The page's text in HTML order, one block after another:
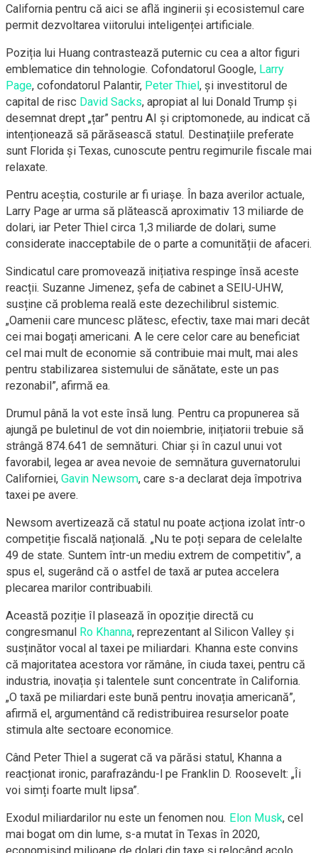
California pentru că aici se află inginerii și ecosistemul care
permit dezvoltarea viitorului inteligenței artificiale.
Poziția lui Huang contrastează puternic cu cea a altor figuri
emblematice din tehnologie. Cofondatorul Google, Larry
Page, cofondatorul Palantir, Peter Thiel, și investitorul de
capital de risc David Sacks, apropiat al lui Donald Trump și
desemnat drept „țar” pentru AI și criptomonede, au indicat că
intenționează să părăsească statul. Destinațiile preferate
sunt Florida și Texas, cunoscute pentru regimurile fiscale mai
relaxate.
Pentru aceștia, costurile ar fi uriașe. În baza averilor actuale,
Larry Page ar urma să plătească aproximativ 13 miliarde de
dolari, iar Peter Thiel circa 1,3 miliarde de dolari, sume
considerate inacceptabile de o parte a comunității de afaceri.
Sindicatul care promovează inițiativa respinge însă aceste
reacții. Suzanne Jimenez, șefa de cabinet a SEIU-UHW,
susține că problema reală este dezechilibrul sistemic.
„Oamenii care muncesc plătesc, efectiv, taxe mai mari decât
cei mai bogați americani. A le cere celor care au beneficiat
cel mai mult de economie să contribuie mai mult, mai ales
pentru stabilizarea sistemului de sănătate, este un pas
rezonabil”, afirmă ea.
Drumul până la vot este însă lung. Pentru ca propunerea să
ajungă pe buletinul de vot din noiembrie, inițiatorii trebuie să
strângă 874.641 de semnături. Chiar și în cazul unui vot
favorabil, legea ar avea nevoie de semnătura guvernatorului
Californiei, Gavin Newsom, care s-a declarat deja împotriva
taxei pe avere.
Newsom avertizează că statul nu poate acționa izolat într-o
competiție fiscală națională. „Nu te poți separa de celelalte
49 de state. Suntem într-un mediu extrem de competitiv”, a
spus el, sugerând că o astfel de taxă ar putea accelera
plecarea marilor contribuabili.
Această poziție îl plasează în opoziție directă cu
congresmanul Ro Khanna, reprezentant al Silicon Valley și
susținător vocal al taxei pe miliardari. Khanna este convins
că majoritatea acestora vor rămâne, în ciuda taxei, pentru că
industria, inovația și talentele sunt concentrate în California.
„O taxă pe miliardari este bună pentru inovația americană”,
afirmă el, argumentând că redistribuirea resurselor poate
stimula alte sectoare economice.
Când Peter Thiel a sugerat că va părăsi statul, Khanna a
reacționat ironic, parafrazându-l pe Franklin D. Roosevelt: „Îi
voi simți foarte mult lipsa”.
Exodul miliardarilor nu este un fenomen nou. Elon Musk, cel
mai bogat om din lume, s-a mutat în Texas în 2020,